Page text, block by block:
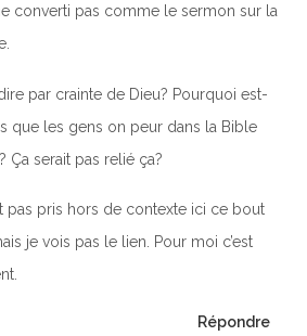
converti pas comme le sermon sur la
par crainte de Dieu? Pourquoi est-
que les gens on peur dans la Bible
Ça serait pas relié ça?
pas pris hors de contexte ici ce bout
je vois pas le lien. Pour moi c’est
Répondre